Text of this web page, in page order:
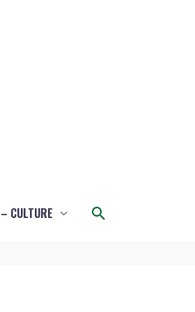
CULTURE Rechercher